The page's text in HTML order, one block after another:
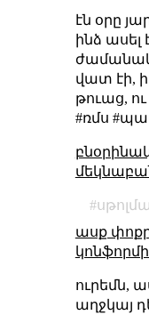
էն օրը
ինձ ասել
ժամանակ
վատ էի,
թուաց,
#ռմս
ասք
ուրեմն,
աղջկայ